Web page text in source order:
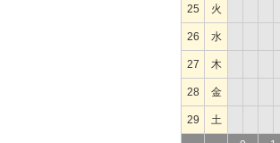
25 火
26 水
27 木
28 金
29 土